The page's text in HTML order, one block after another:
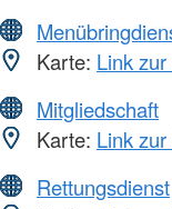
Karte: Link
Mitgliedschaft
Karte: Link
Rettungsdienst